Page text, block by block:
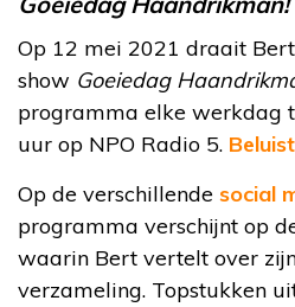
Op 12 mei 2021 draait
show Goeiedag
programma elke werkdag
uur op NPO Radio 5.
Op de verschillende social
programma verschijnt op
waarin Bert vertelt over
verzameling. Topstukken